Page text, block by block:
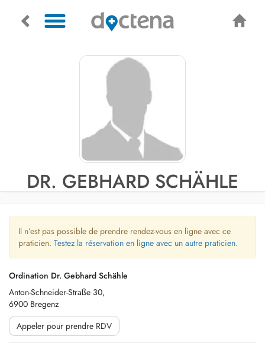
DR. GEBHARD SCHÄHLE
Il n’est pas possible de prendre rendez-vous en ligne avec ce
praticien. Testez la réservation en ligne avec un autre praticien.
Ordination Dr. Gebhard Schähle
Anton-Schneider-Straße 30,
6900 Bregenz
Appeler pour prendre RDV